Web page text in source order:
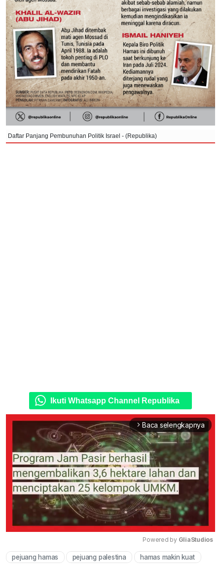
Daftar Panjang Pembunuhan Politik Israel - (Republika)
Ikuti Whatsapp Channel Republika
arrow_forward_ios Baca selengkapnya
Mute
Powered by GliaStudios
pejuang hamas pejuang palestina hamas makin kuat